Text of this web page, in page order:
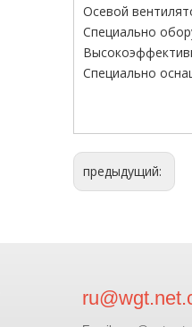
Осевой
Специально
Специально
предыдущий: